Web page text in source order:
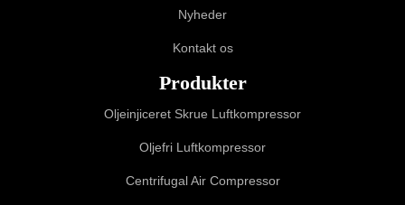
Nyheder
Kontakt os
Produkter
Oljeinjiceret Skrue Luftkompressor
Oljefri Luftkompressor
Centrifugal Air Compressor